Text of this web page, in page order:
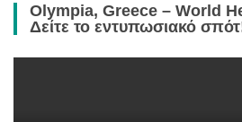
Olympia, Greece – World
Δείτε το εντυπωσιακό